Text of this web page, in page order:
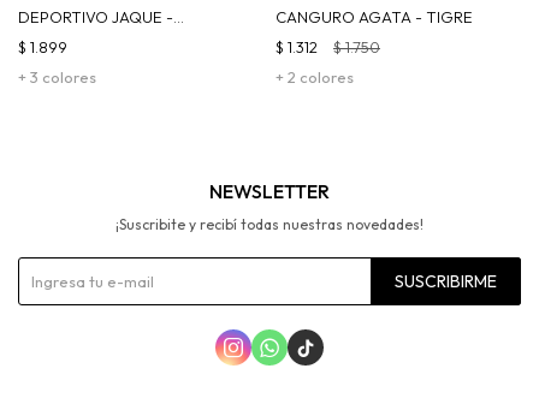
DEPORTIVO JAQUE -
CHOCOLATE
+ 3 colores
$ 1.899
CANGURO AGATA - TIGRE
+ 2 colores
$ 1.312 $1.750
NEWSLETTER
¡Suscribite y recibí todas nuestras novedades!
SUSCRIBIRME
  